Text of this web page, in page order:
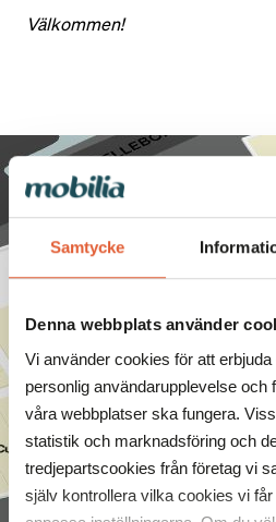
Samtycke
Denna webbplats använder
Vi använder cookies för att
personlig användarupplevelse och
våra webbplatser ska fungera.
statistik och marknadsföring och
tredjepartscookies från företag vi
själv kontrollera vilka cookies vi
Sök och
ÖPPNA
Välkommen!